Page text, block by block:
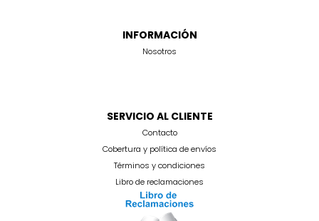
INFORMACIÓN
Nosotros
SERVICIO AL CLIENTE
Contacto
Cobertura y política de envíos
Términos y condiciones
Libro de reclamaciones